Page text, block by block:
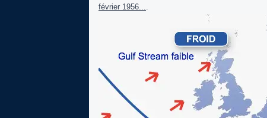
février 1956....